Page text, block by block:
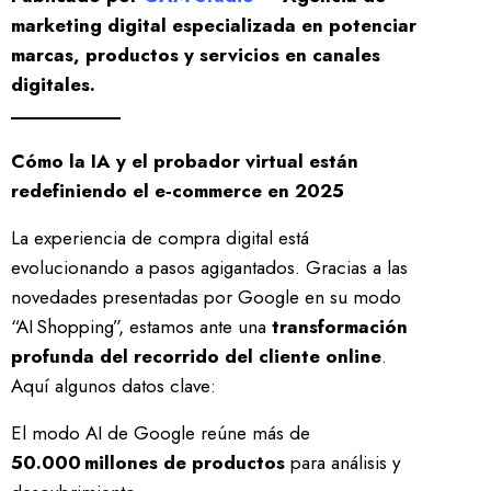
marketing digital especializada en potenciar
marcas, productos y servicios en canales
digitales.
Cómo la IA y el probador virtual están
redefiniendo el e‑commerce en 2025
La experiencia de compra digital está
evolucionando a pasos agigantados. Gracias a las
novedades presentadas por Google en su modo
“AI Shopping”, estamos ante una transformación
profunda del recorrido del cliente online.
Aquí algunos datos clave:
El modo AI de Google reúne más de
50.000 millones de productos para análisis y